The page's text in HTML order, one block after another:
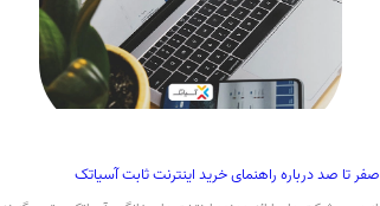
صفر تا صد درباره راهنمای خرید اینترنت ثابت آسیاتک